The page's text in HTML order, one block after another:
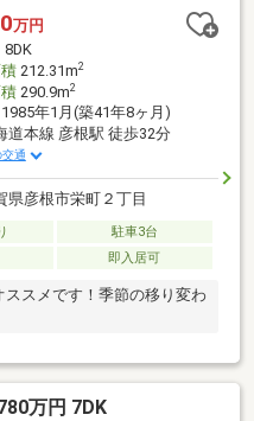
■フタバヤ彦根東店など徒歩
立地！■家族が安心して暮
万円
8DK
212.31m2
290.9m2
1985年1月(築41年8ヶ月)
道本線 彦根駅 徒歩32分
通
県彦根市栄町２丁目
駐車3台
即入居可
スメです！季節の移り変わ
万円 7DK